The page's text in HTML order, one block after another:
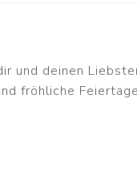
und deinen
fröhliche